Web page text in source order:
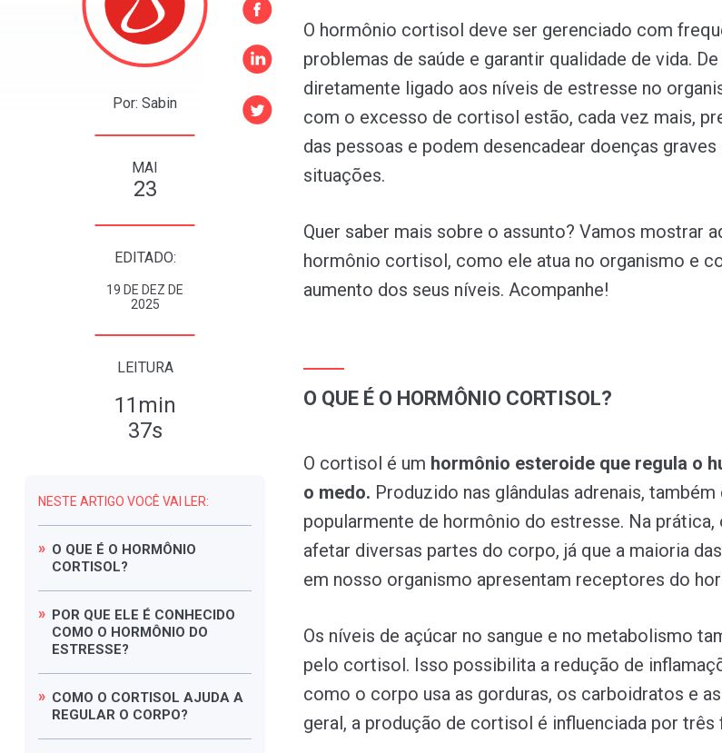
Por: Sabin
MAI
23
EDITADO:
19 DE DEZ DE
2025
LEITURA
11min
37s
NESTE ARTIGO VOCÊ VAI LER:
O QUE É O HORMÔNIO
CORTISOL?
POR QUE ELE É CONHECIDO
COMO O HORMÔNIO DO
ESTRESSE?
COMO O CORTISOL AJUDA A
REGULAR O CORPO?
O hormônio cortisol deve ser gerenciado com
problemas de saúde e garantir qualidade de vida.
diretamente ligado aos níveis de estresse no
com o excesso de cortisol estão, cada vez mais,
das pessoas e podem desencadear doenças graves
situações.
Quer saber mais sobre o assunto? Vamos mostrar
hormônio cortisol, como ele atua no organismo e
aumento dos seus níveis. Acompanhe!
O QUE É O HORMÔNIO CORTISOL?
O cortisol é um hormônio esteroide que regula o
o medo. Produzido nas glândulas adrenais, também
popularmente de hormônio do estresse. Na
afetar diversas partes do corpo, já que a maioria
em nosso organismo apresentam receptores do
Os níveis de açúcar no sangue e no metabolismo
pelo cortisol. Isso possibilita a redução de
como o corpo usa as gorduras, os carboidratos e
geral, a produção de cortisol é influenciada por três